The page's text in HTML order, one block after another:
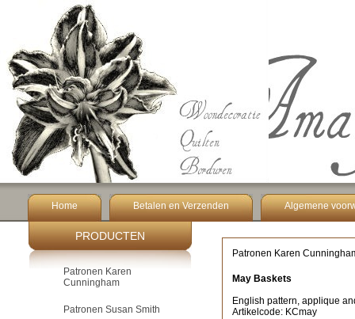
Home Betalen en Verzenden Algemene
PRODUCTEN
Patronen Karen
Cunningham
Patronen Susan Smith
Patronen Karen
May Baskets
English pattern, applique
Artikelcode: KCmay